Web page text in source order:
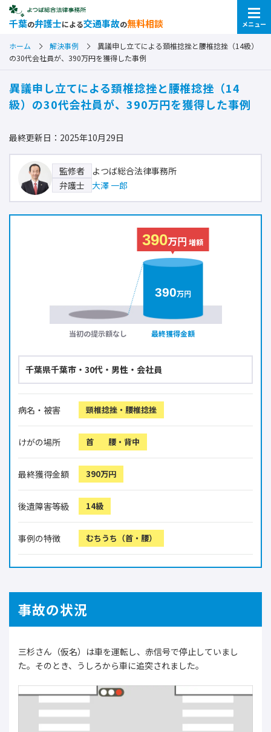
千葉の弁護士による交通事故の無料相談 メニュー
ホーム 解決事例
異議申し立てによる頚椎捻挫と腰椎捻挫（14級）
の30代会社員が、390万円を獲得した事例
異議申し立てによる頚椎捻挫と腰椎捻挫（14
級）の30代会社員が、390万円を獲得した事例
最終更新日：2025年10月29日
監修者
よつば総合法律事務所
弁護士
大澤 一郎
当初の提示額なし 最終獲得金額
390万円
390万円 増額
千葉県千葉市・30代・男性・会社員
病名・被害 頸椎捻挫・腰椎捻挫
けがの場所 首 腰・背中
最終獲得金額 390万円
後遺障害等級 14級
事例の特徴 むちうち（首・腰）
事故の状況
三杉さん（仮名）は車を運転し、赤信号で停止していまし
た。そのとき、うしろから車に追突されました。